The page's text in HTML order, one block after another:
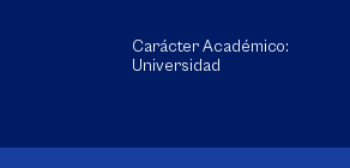
Carácter Académico:
Universidad